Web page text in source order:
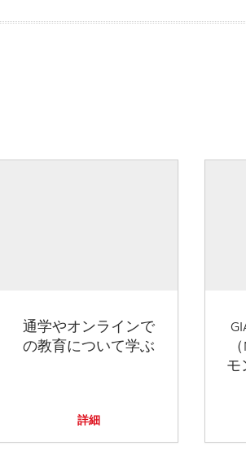
通学やオンラインで
の教育について学ぶ
詳細
モ